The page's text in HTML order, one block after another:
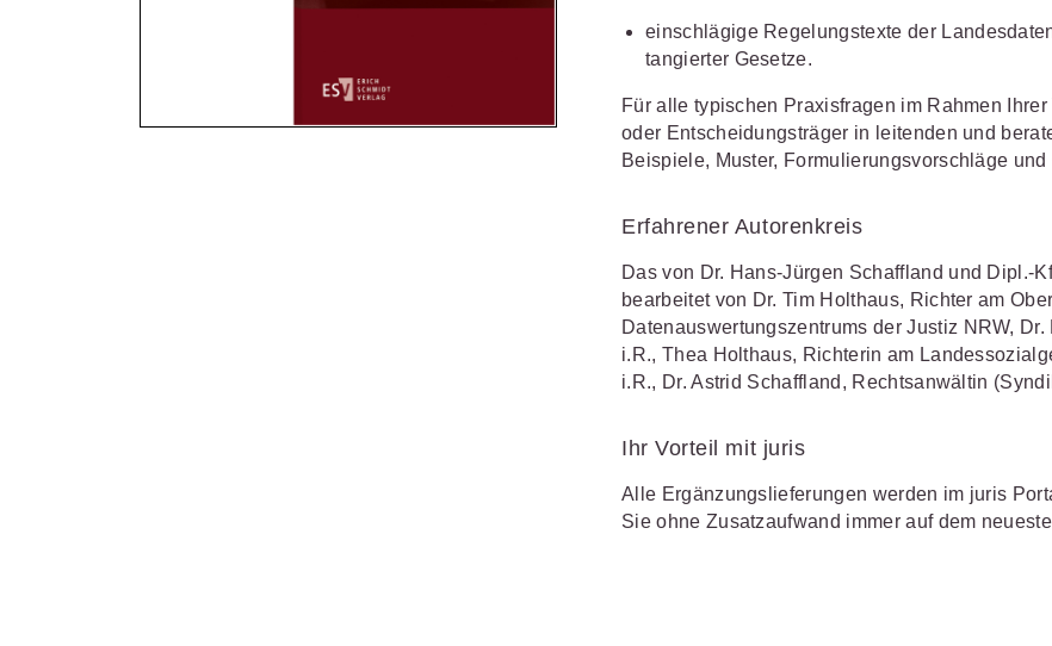
IT-und Medienrecht
Medizinrecht
einschlägige Regelungstexte der
tangierter Gesetze.
Für alle typischen Praxisfragen im Rahmen
oder Entscheidungsträger in leitenden und
Beispiele, Muster, Formulierungsvorschläge
Erfahrener Autorenkreis
Das von Dr. Hans-Jürgen Schaffland und Dipl.-
bearbeitet von Dr. Tim Holthaus, Richter am
Datenauswertungszentrums der Justiz NRW,
i.R., Thea Holthaus, Richterin am
i.R., Dr. Astrid Schaffland, Rechtsanwältin
Ihr Vorteil mit juris
Alle Ergänzungslieferungen werden im juris
Sie ohne Zusatzaufwand immer auf dem